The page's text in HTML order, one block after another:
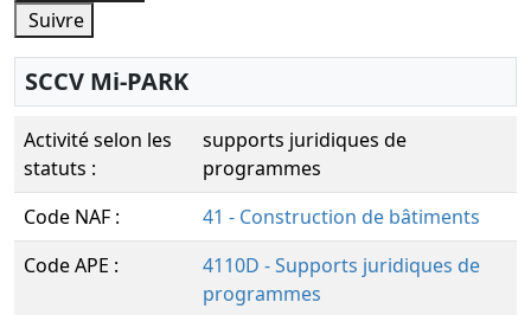
Suivre
SCCV Mi-PARK
Activité selon les
statuts :
supports juridiques de
programmes
Code NAF :
41 - Construction de bâtiments
Code APE :
4110D - Supports juridiques de
programmes